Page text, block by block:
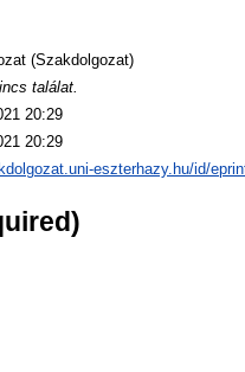
(Szakdolgozat)
találat.
20:29
20:29
eszterhazy.hu/id/